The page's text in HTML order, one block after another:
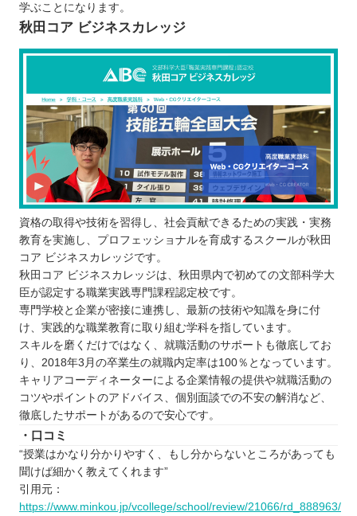
学ぶことになります。
秋田コア ビジネスカレッジ
資格の取得や技術を習得し、社会貢献できるための実践・実務
教育を実施し、プロフェッショナルを育成するスクールが秋田
コア ビジネスカレッジです。
秋田コア ビジネスカレッジは、秋田県内で初めての文部科学大
臣が認定する職業実践専門課程認定校です。
専門学校と企業が密接に連携し、最新の技術や知識を身に付
け、実践的な職業教育に取り組む学科を指しています。
スキルを磨くだけではなく、就職活動のサポートも徹底してお
り、2018年3月の卒業生の就職内定率は100％となっています。
キャリアコーディネーターによる企業情報の提供や就職活動の
コツやポイントのアドバイス、個別面談での不安の解消など、
徹底したサポートがあるので安心です。
・口コミ
“授業はかなり分かりやすく、もし分からないところがあっても
聞けば細かく教えてくれます”
引用元：
https://www.minkou.jp/vcollege/school/review/21066/rd_888963/